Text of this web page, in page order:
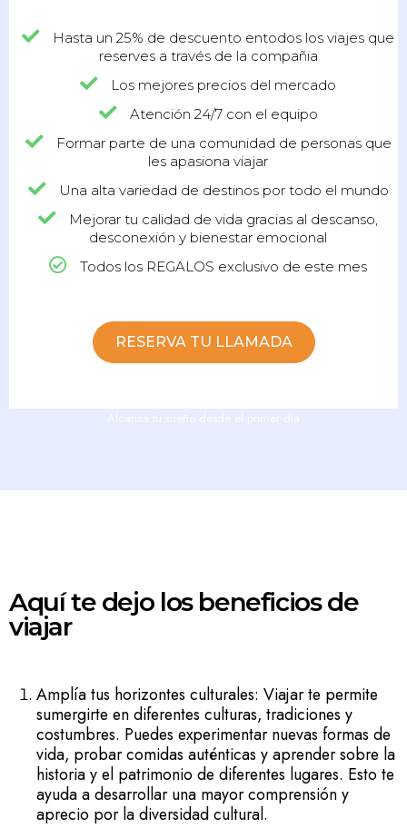
Hasta un 25% de descuento entodos los viajes que
reserves a través de la compañia
Los mejores precios del mercado
Atención 24/7 con el equipo
Formar parte de una comunidad de personas que
les apasiona viajar
Una alta variedad de destinos por todo el mundo
Mejorar tu calidad de vida gracias al descanso,
desconexión y bienestar emocional
Todos los REGALOS exclusivo de este mes
RESERVA TU LLAMADA
Alcanza tu sueño desde el primer día
Aquí te dejo los beneficios de
viajar
Amplía tus horizontes culturales: Viajar te permite
sumergirte en diferentes culturas, tradiciones y
costumbres. Puedes experimentar nuevas formas de
vida, probar comidas auténticas y aprender sobre la
historia y el patrimonio de diferentes lugares. Esto te
ayuda a desarrollar una mayor comprensión y
aprecio por la diversidad cultural.